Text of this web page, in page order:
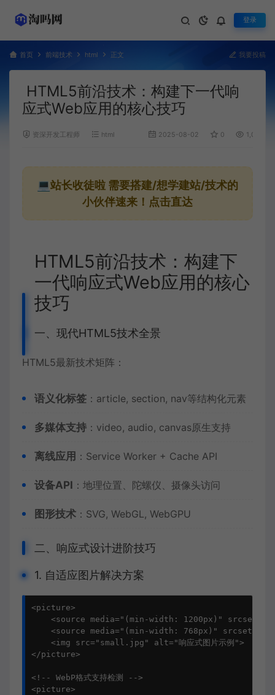
登录
首页 前端技术 html 正文 我要投稿
HTML5前沿技术：构建下一代响
应式Web应用的核心技巧
资深开发工程师 html 2025-08-02 0 1,008
💻站长收徒啦 需要搭建/想学建站/技术的
小伙伴速来！点击直达
HTML5前沿技术：构建下
一代响应式Web应用的核心
技巧
一、现代HTML5技术全景
HTML5最新技术矩阵：
语义化标签 ：article, section, nav等结构化元素
多媒体支持 ：video, audio, canvas原生支持
离线应用 ：Service Worker + Cache API
设备API ：地理位置、陀螺仪、摄像头访问
图形技术 ：SVG, WebGL, WebGPU
二、响应式设计进阶技巧
1. 自适应图片解决方案
<picture>
<source media="(min-width: 1200px)"
<source media="(min-width: 768px)"
    <img src="small.jpg" alt="响应式图片示例">
</picture>
<!-- WebP格式支持检测 -->
<picture>